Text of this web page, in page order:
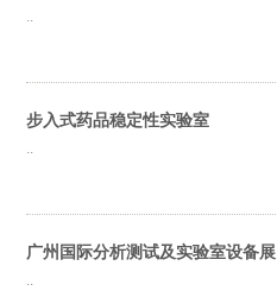
..
步入式药品稳定性实验室
..
广州国际分析测试及实验室设备展
..